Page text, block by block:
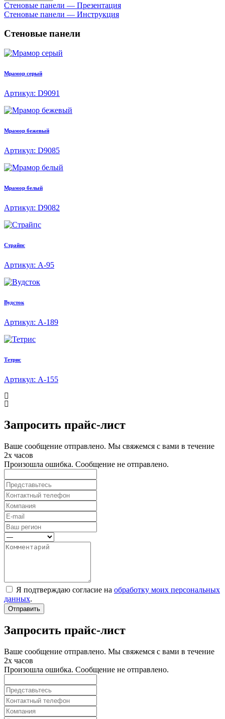
Стеновые панели — Презентация
Стеновые панели — Инструкция
Стеновые панели
Мрамор серый
Артикул: D9091
Мрамор бежевый
Артикул: D9085
Мрамор белый
Артикул: D9082
Страйпс
Артикул: A-95
Вудсток
Артикул: A-189
Тетрис
Артикул: А-155
Запросить прайс-лист
Ваше сообщение отправлено. Мы свяжемся с вами в течение
2х часов
Произошла ошибка. Сообщение не отправлено.
Я подтверждаю согласие на обработку моих персональных
данных.
Отправить
Запросить прайс-лист
Ваше сообщение отправлено. Мы свяжемся с вами в течение
2х часов
Произошла ошибка. Сообщение не отправлено.